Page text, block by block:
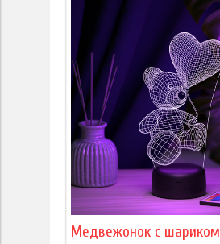
Медвежонок с шариком